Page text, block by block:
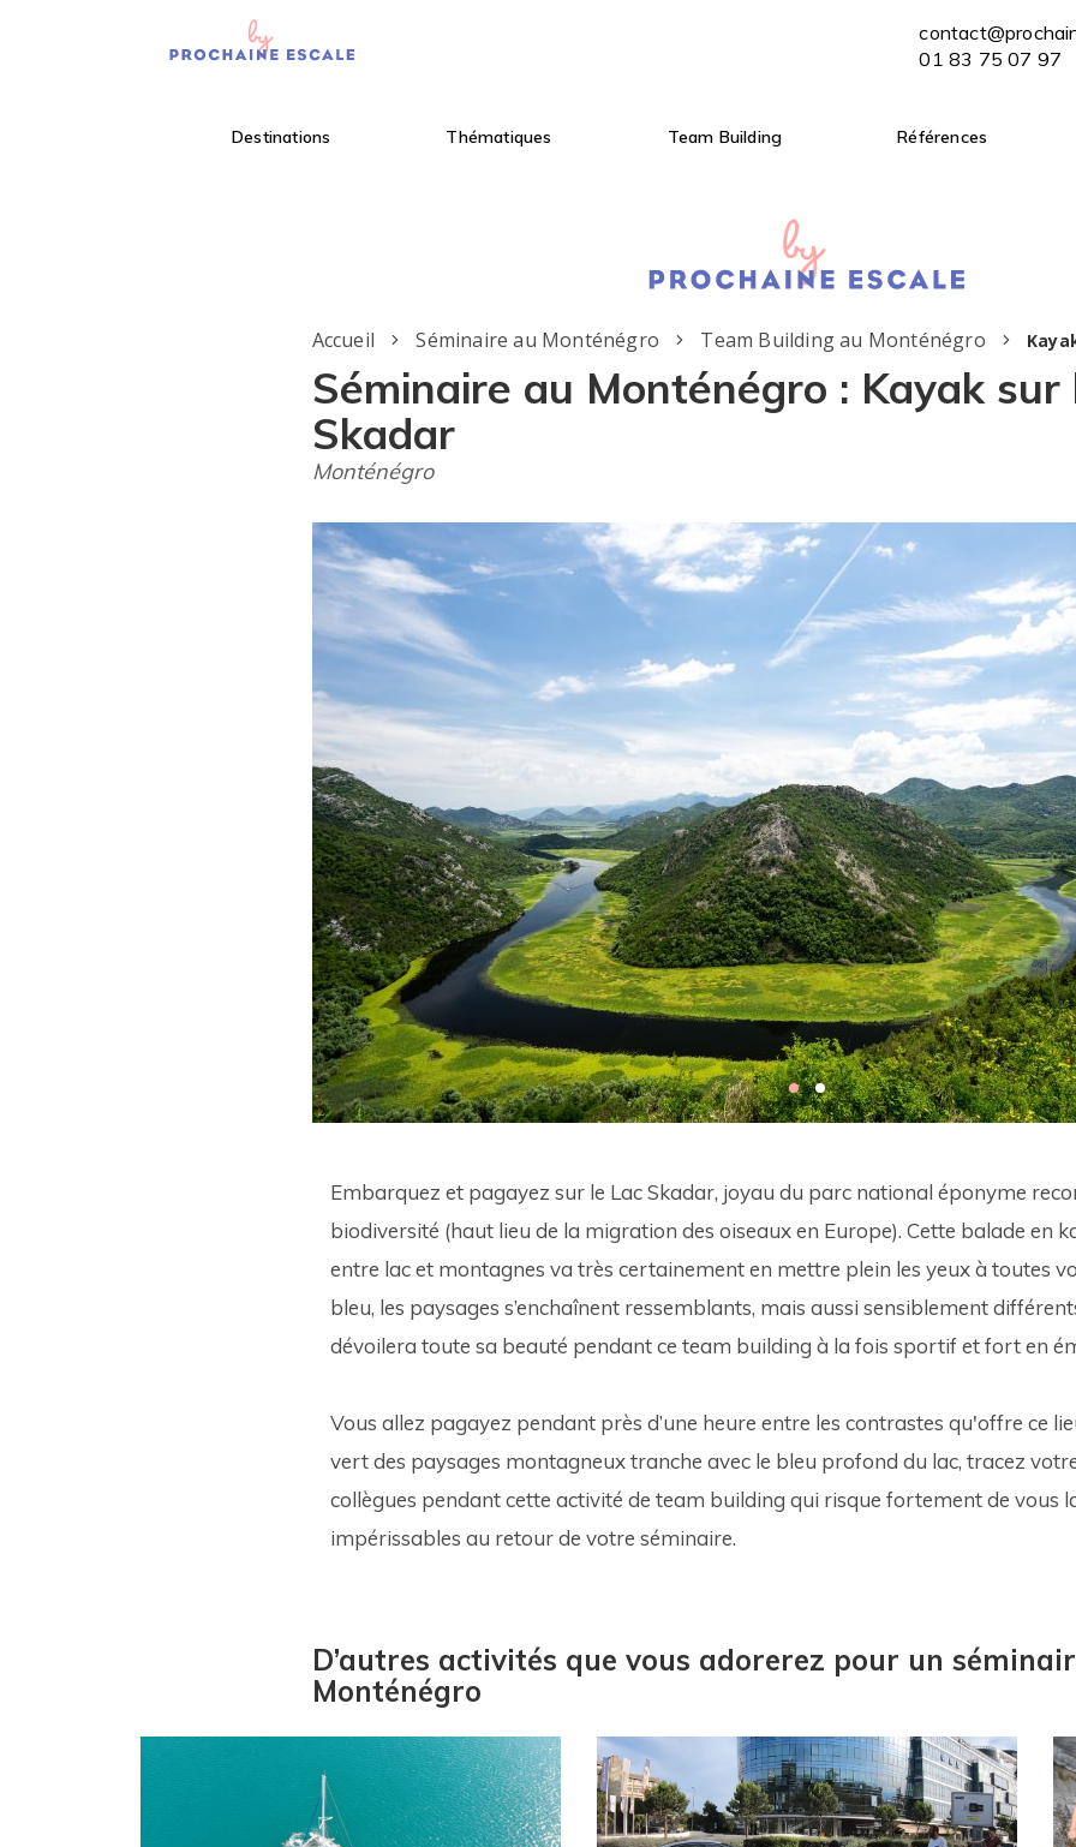
ENVOYER MON BRIEF
01 83 75 07 97
Destinations Thématiques Team Building Références
Accueil Séminaire au Monténégro Team Building au Monténégro
Séminaire au Monténégro : Kayak sur
Skadar
Monténégro
Embarquez et pagayez sur le Lac Skadar, joyau du parc national éponyme
biodiversité (haut lieu de la migration des oiseaux en Europe). Cette balade en
entre lac et montagnes va très certainement en mettre plein les yeux à toutes
bleu, les paysages s’enchaînent ressemblants, mais aussi sensiblement
dévoilera toute sa beauté pendant ce team building à la fois sportif et fort en
Vous allez pagayez pendant près d’une heure entre les contrastes qu'offre ce
vert des paysages montagneux tranche avec le bleu profond du lac, tracez
collègues pendant cette activité de team building qui risque fortement de vous
impérissables au retour de votre séminaire.
D’autres activités que vous adorerez pour un
Monténégro